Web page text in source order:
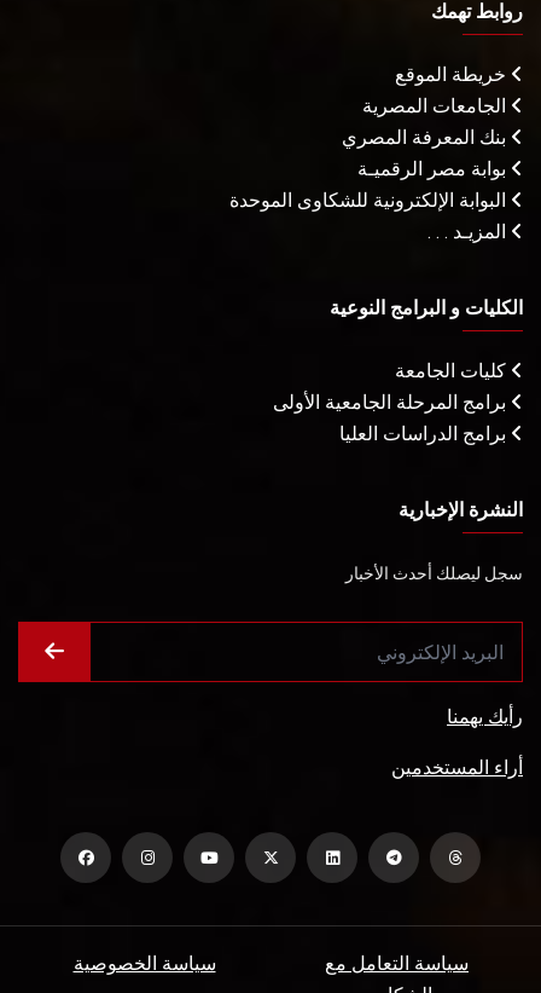
روابط تهمك
خريطة الموقع
الجامعات المصرية
بنك المعرفة المصري
بوابة مصر الرقميـة
البوابة الإلكترونية للشكاوى الموحدة
المزيـد . . .
الكليات و البرامج النوعية
كليات الجامعة
برامج المرحلة الجامعية الأولى
برامج الدراسات العليا
النشرة الإخبارية
سجل ليصلك أحدث الأخبار
رأيك يهمنا
أراء المستخدمين
سياسة الخصوصية
سياسة التعامل مع